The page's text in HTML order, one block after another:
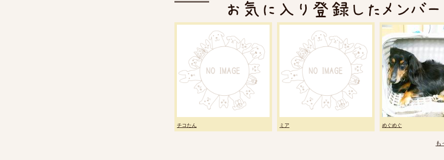
チコたん ミア めぐめぐ
も